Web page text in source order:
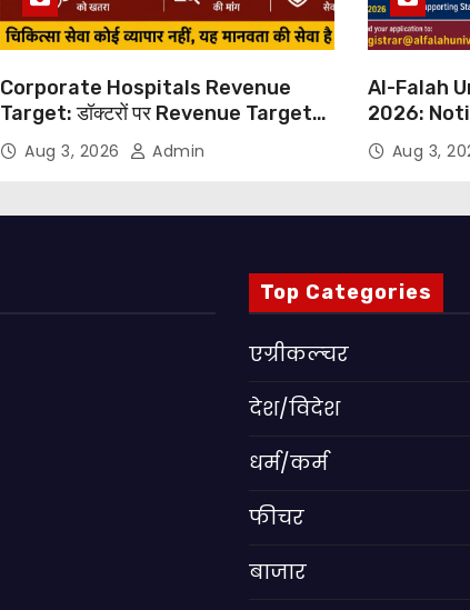
Corporate Hospitals Revenue
Target: डॉक्टरों पर Revenue Targets
थोपने के खिलाफ DMA India का बड़ा कदम,
NHRC से Suo Motu जांच की मांग
Aug 3, 2026 Admin
Al-Falah
2026:
Nursing,
Aug 3,
Top Categories
एग्रीकल्चर
देश/विदेश
धर्म/कर्म
फीचर
बाजार